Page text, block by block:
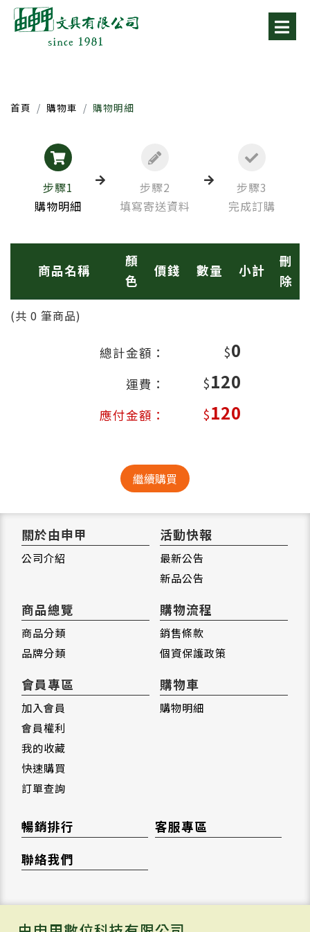
首頁 購物車 購物明細
步驟1
購物明細
步驟2
填寫寄送資料
步驟3
完成訂購
商品名稱
顏
色
價錢 數量 小計
刪
除
(共 0 筆商品)
總計金額： $0
運費： $120
應付金額： $120
繼續購買
關於由申甲
公司介紹
活動快報
最新公告
新品公告
商品總覽
商品分類
品牌分類
購物流程
銷售條款
個資保護政策
會員專區
加入會員
會員權利
我的收藏
快速購買
訂單查詢
購物車
購物明細
暢銷排行
客服專區
聯絡我們